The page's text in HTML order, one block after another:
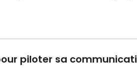
piloter sa